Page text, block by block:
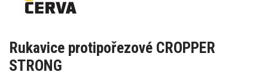
Rukavice protipořezové CROPPER
STRONG